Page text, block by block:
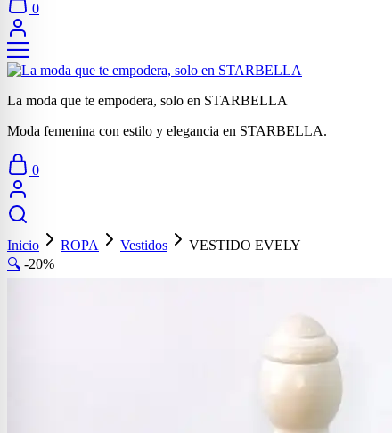
0
La moda que te empodera, solo en STARBELLA
Moda femenina con estilo y elegancia en STARBELLA.
0
Inicio ROPA Vestidos
VESTIDO EVELY
🔍 -20%